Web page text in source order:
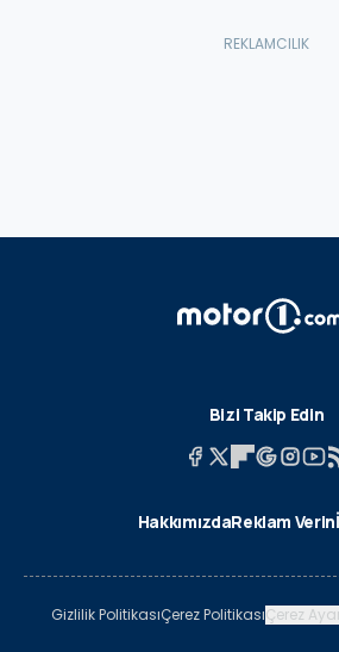
Bizi Takip Edin
HakkımızdaReklam Verin
Gizlilik PolitikasıÇerez PolitikasıÇerez